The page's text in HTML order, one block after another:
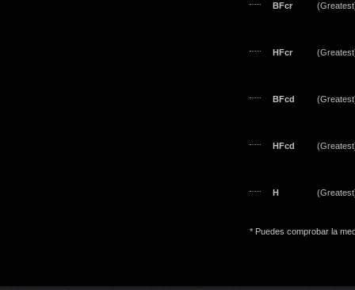
* Puedes comprobar la
BFcr
HFcr
BFcd
HFcd
H